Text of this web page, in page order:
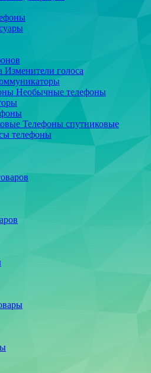
Изменители голоса
Необычные телефоны
Телефоны спутниковые
телефоны